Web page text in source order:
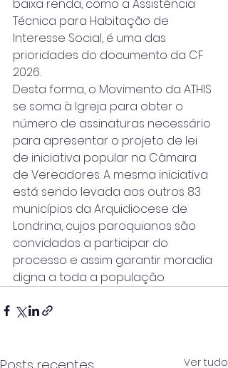
baixa renda, como a Assistência
Técnica para Habitação de
Interesse Social, é uma das
prioridades do documento da CF
2026.
Desta forma, o Movimento da ATHIS
se soma à Igreja para obter o
número de assinaturas necessário
para apresentar o projeto de lei
de iniciativa popular na Câmara
de Vereadores. A mesma iniciativa
está sendo levada aos outros 83
municípios da Arquidiocese de
Londrina, cujos paroquianos são
convidados a participar do
processo e assim garantir moradia
digna a toda a população.
Ver tudo